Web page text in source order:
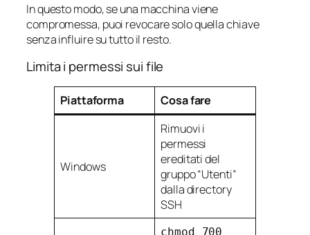
In questo modo, se una macchina viene
compromessa, puoi revocare solo quella chiave
senza influire su tutto il resto.
Limita i permessi sui file
Piattaforma Cosa fare
Windows
Rimuovi i
permessi
ereditati del
gruppo “Utenti”
dalla directory
SSH
chmod 700